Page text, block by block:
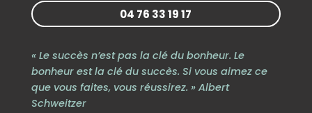
04 76 33 19 17
« Le succès n’est pas la clé du bonheur. Le
bonheur est la clé du succès. Si vous aimez ce
que vous faites, vous réussirez. » Albert
Schweitzer